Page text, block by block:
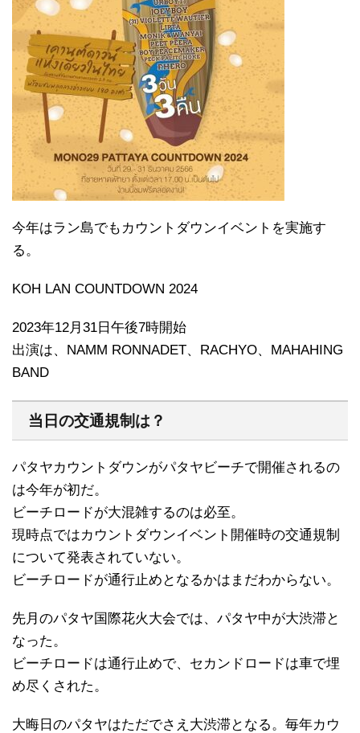
今年はラン島でもカウントダウンイベントを実施す
る。
KOH LAN COUNTDOWN 2024
2023年12月31日午後7時開始
出演は、NAMM RONNADET、RACHYO、MAHAHING
BAND
当日の交通規制は？
パタヤカウントダウンがパタヤビーチで開催されるの
は今年が初だ。
ビーチロードが大混雑するのは必至。
現時点ではカウントダウンイベント開催時の交通規制
について発表されていない。
ビーチロードが通行止めとなるかはまだわからない。
先月のパタヤ国際花火大会では、パタヤ中が大渋滞と
なった。
ビーチロードは通行止めで、セカンドロードは車で埋
め尽くされた。
大晦日のパタヤはただでさえ大渋滞となる。毎年カウ